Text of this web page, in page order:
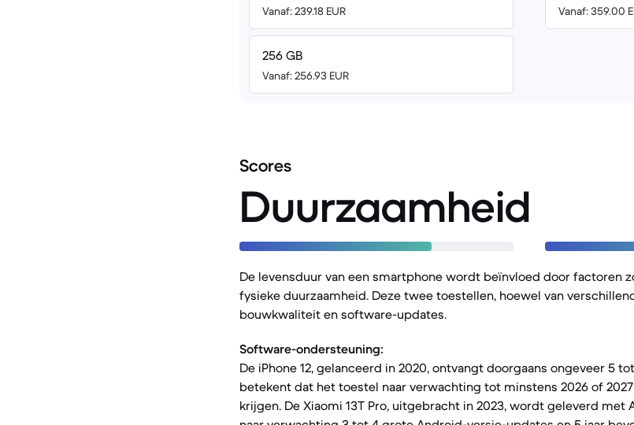
Vanaf: 239.18 EUR
256 GB
Vanaf: 256.93 EUR
Vanaf: 359.00
Scores
Duurzaamheid
De levensduur van een smartphone wordt beïnvloed door factoren
fysieke duurzaamheid. Deze twee toestellen, hoewel van
bouwkwaliteit en software-updates.
Software-ondersteuning:
De iPhone 12, gelanceerd in 2020, ontvangt doorgaans ongeveer 5
betekent dat het toestel naar verwachting tot minstens 2026 of
krijgen. De Xiaomi 13T Pro, uitgebracht in 2023, wordt geleverd met